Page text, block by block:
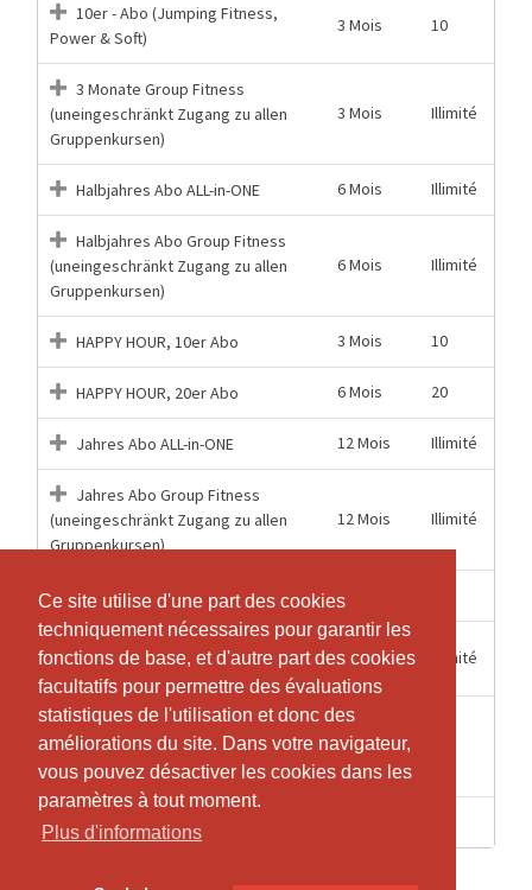
Ce site utilise d'une part des cookies
techniquement nécessaires pour garantir les
fonctions de base, et d'autre part des cookies
facultatifs pour permettre des évaluations
statistiques de l'utilisation et donc des
améliorations du site. Dans votre navigateur,
vous pouvez désactiver les cookies dans les
paramètres à tout moment.
Plus d'informations
Ce site utilise d'une part des cookies
techniquement nécessaires pour garantir les
fonctions de base, et d'autre part des cookies
facultatifs pour permettre des évaluations
statistiques de l'utilisation et donc des
améliorations du site. Dans votre navigateur,
vous pouvez désactiver les cookies dans les
paramètres à tout moment.
Plus d'informations
10er - Abo (Jumping Fitness,
Power & Soft)
3 Mois 10
3 Monate Group Fitness
(uneingeschränkt Zugang zu allen
Gruppenkursen)
3 Mois Illimité
Halbjahres Abo ALL-in-ONE 6 Mois Illimité
Halbjahres Abo Group Fitness
(uneingeschränkt Zugang zu allen
Gruppenkursen)
6 Mois Illimité
HAPPY HOUR, 10er Abo 3 Mois 10
HAPPY HOUR, 20er Abo 6 Mois 20
Jahres Abo ALL-in-ONE 12 Mois Illimité
Jahres Abo Group Fitness
(uneingeschränkt Zugang zu allen
Gruppenkursen)
12 Mois Illimité
Jumping Fitness, 20er Abo 6 Mois
Power Mission Extra
Semaines
Illimité
Santé Einzeleintritt (Jumping
Fitness, Power & Santé, Happy Hour,
Hip Hop)
1 Jours
Schnupperlektion